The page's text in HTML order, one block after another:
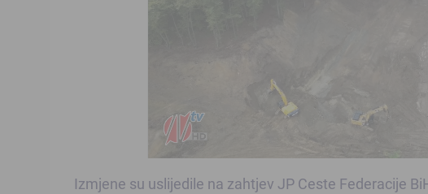
Izmjene su uslijedile na zahtjev JP Ceste Federacije